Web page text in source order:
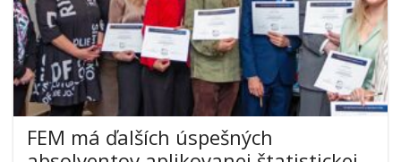
FEM má ďalších úspešných